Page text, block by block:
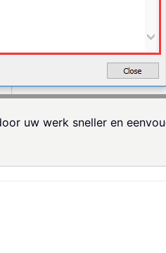
uw werk sneller en